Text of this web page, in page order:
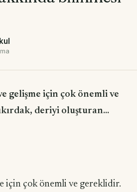
gelişme için çok önemli ve
deriyi oluşturan...
için çok önemli ve gereklidir.